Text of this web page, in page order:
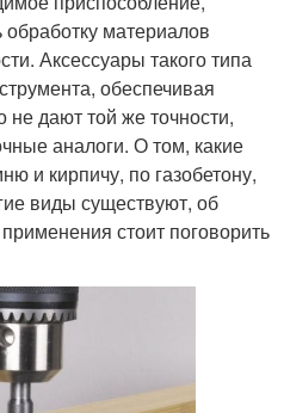
материалов
Аксессуары такого типа
обеспечивая
не дают той же точности,
аналоги. О том, какие
и кирпичу, по газобетону,
виды существуют, об
стоит поговорить